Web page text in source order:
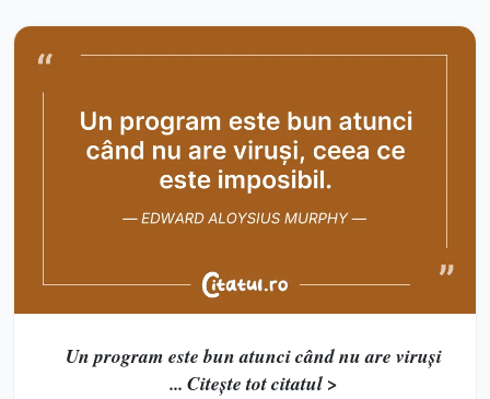
Un program este bun atunci când nu are viruși
... Citește tot citatul >